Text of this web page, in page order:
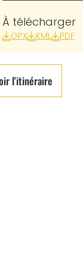
À télécharger
GPX KML PDF
l'itinéraire